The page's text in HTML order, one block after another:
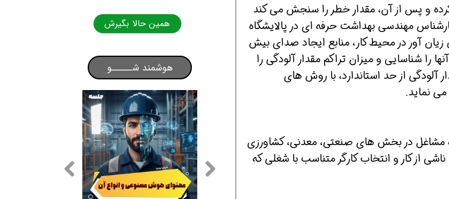
و پس از آن، مقدار خطر را سنجش می کند
مهندسی بهداشت حرفه ای در پالایشگاه
زیان آور در محیط کار، منابع ایجاد صدای بیش
را شناسایی و میزان تراکم مقدار آلودگی را
از حد استاندارد، با روش های
نماید.
مشاغل در بخش های صنعتی، معدنی، کشاورزی
از کار و انتخاب کارگر متناسب با شغلی که
همین حالا بگیرش همین حالا بگیرش همین حالا بگیرش
هوشمند شـــــو